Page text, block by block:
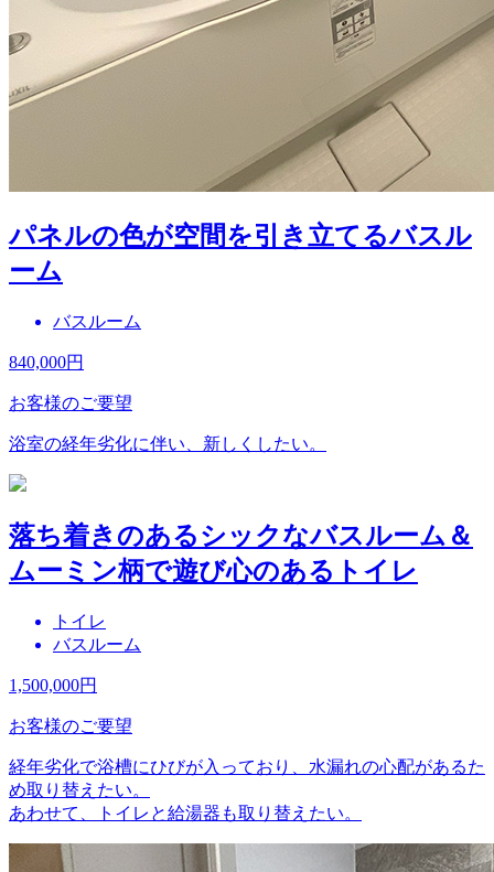
パネルの色が空間を引き立てるバスル
ーム
バスルーム
840,000円
お客様のご要望
浴室の経年劣化に伴い、新しくしたい。
落ち着きのあるシックなバスルーム＆
ムーミン柄で遊び心のあるトイレ
トイレ
バスルーム
1,500,000円
お客様のご要望
経年劣化で浴槽にひびが入っており、水漏れの心配があるた
め取り替えたい。
あわせて、トイレと給湯器も取り替えたい。